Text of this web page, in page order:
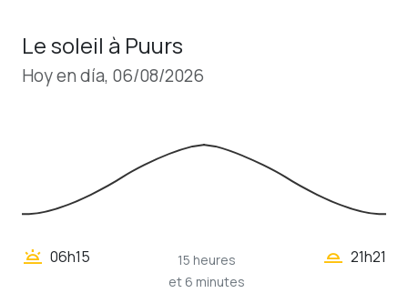
Le soleil à Puurs
Hoy en día, 06/08/2026
wb_twilight 06h15
15 heures
et 6 minutes
wb_twilight_2 21h21